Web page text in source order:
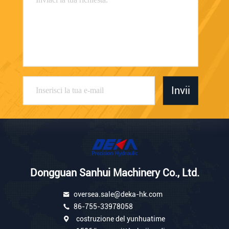
Invii
Dongguan Sanhui Machinery Co., Ltd.
oversea.sale@deka-hk.com
86-755-33978058
costruzione del yunhuatime